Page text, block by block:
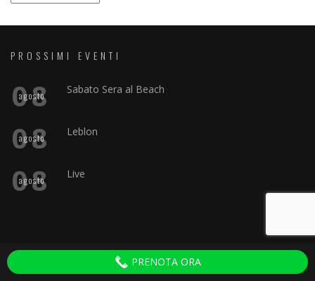
PROSSIMI EVENTI
08
agosto Sabato Sera al Beach
08
agosto Leblon
08
agosto Live
WHATSAPP
PRENOTA ORA